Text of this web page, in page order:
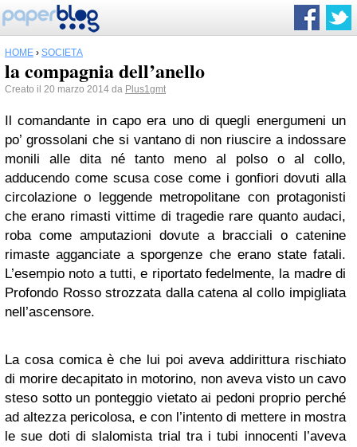
HOME › SOCIETÀ
la compagnia dell’anello
Creato il 20 marzo 2014 da Plus1gmt
Il comandante in capo era uno di quegli energumeni un
po’ grossolani che si vantano di non riuscire a indossare
monili alle dita né tanto meno al polso o al collo,
adducendo come scusa cose come i gonfiori dovuti alla
circolazione o leggende metropolitane con protagonisti
che erano rimasti vittime di tragedie rare quanto audaci,
roba come amputazioni dovute a bracciali o catenine
rimaste agganciate a sporgenze che erano state fatali.
L’esempio noto a tutti, e riportato fedelmente, la madre di
Profondo Rosso strozzata dalla catena al collo impigliata
nell’ascensore.
La cosa comica è che lui poi aveva addirittura rischiato
di morire decapitato in motorino, non aveva visto un cavo
steso sotto un ponteggio vietato ai pedoni proprio perché
ad altezza pericolosa, e con l’intento di mettere in mostra
le sue doti di slalomista trial tra i tubi innocenti l’aveva